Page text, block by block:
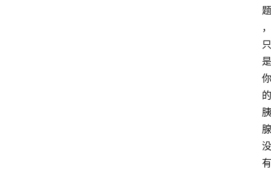
题
，
只
是
你
的
胰
腺
没
有